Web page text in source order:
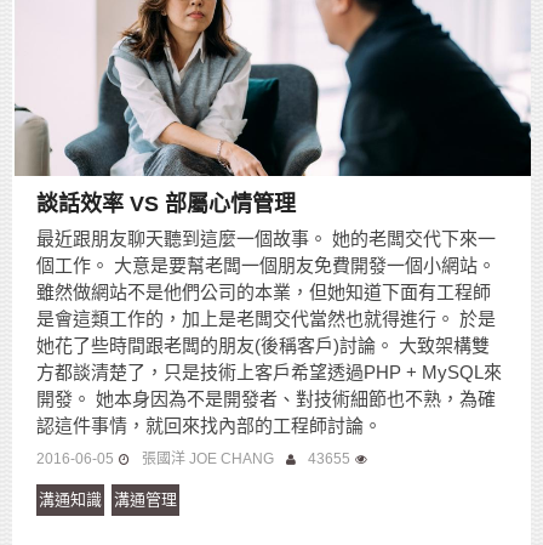
談話效率 VS 部屬心情管理
最近跟朋友聊天聽到這麼一個故事。 她的老闆交代下來一
個工作。 大意是要幫老闆一個朋友免費開發一個小網站。
雖然做網站不是他們公司的本業，但她知道下面有工程師
是會這類工作的，加上是老闆交代當然也就得進行。 於是
她花了些時間跟老闆的朋友(後稱客戶)討論。 大致架構雙
方都談清楚了，只是技術上客戶希望透過PHP + MySQL來
開發。 她本身因為不是開發者、對技術細節也不熟，為確
認這件事情，就回來找內部的工程師討論。
2016-06-05 張國洋 JOE CHANG 43655
溝通知識 溝通管理